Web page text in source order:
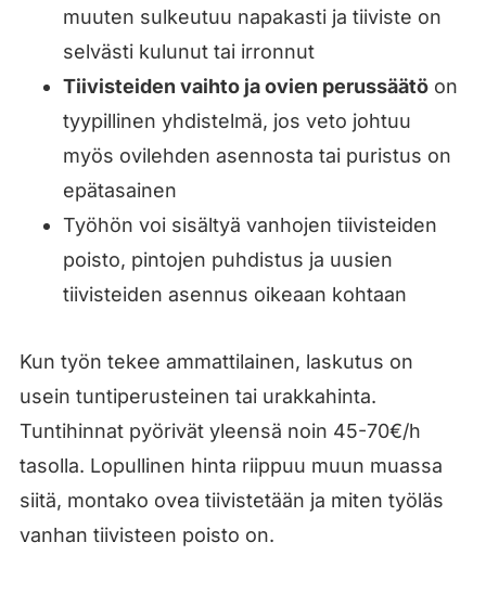
muuten sulkeutuu napakasti ja tiiviste on
selvästi kulunut tai irronnut
Tiivisteiden vaihto ja ovien perussäätöon
tyypillinen yhdistelmä, jos veto johtuu
myös ovilehden asennosta tai puristus on
epätasainen
Työhön voi sisältyä vanhojen tiivisteiden
poisto, pintojen puhdistus ja uusien
tiivisteiden asennus oikeaan kohtaan
Kun työn tekee ammattilainen, laskutus on
usein tuntiperusteinen tai urakkahinta.
Tuntihinnat pyörivät yleensä noin 45-70€/h
tasolla. Lopullinen hinta riippuu muun muassa
siitä, montako ovea tiivistetään ja miten työläs
vanhan tiivisteen poisto on.